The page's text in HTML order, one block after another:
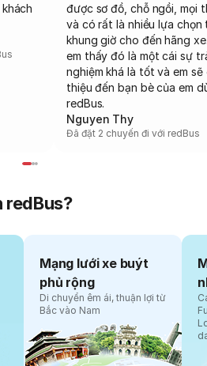
được sơ đồ, chỗ ngồi, mọi
và có rất là nhiều lựa chọn
khung giờ cho đến hãng
em thấy đó là một cái sự
nghiệm khá là tốt và em sẽ
thiệu đến bạn bè của em
redBus.
Nguyen Thy
Đã đặt 2 chuyến đi với redBus
redBus?
Mạng lưới xe buýt
phủ rộng
Di chuyển êm ái, thuận lợi từ
Bắc vào Nam